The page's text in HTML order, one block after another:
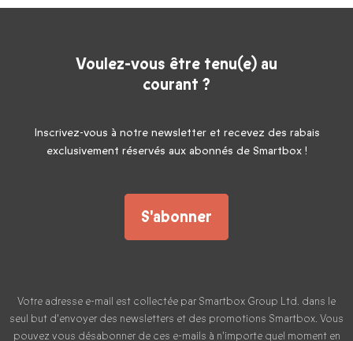
Voulez-vous être tenu(e) au
courant ?
Inscrivez-vous à notre newsletter et recevez des rabais
exclusivement réservés aux abonnés de Smartbox !
S'abonner
Votre adresse e-mail est collectée par Smartbox Group Ltd. dans le
seul but d'envoyer des newsletters et des promotions Smartbox. Vous
pouvez vous désabonner de ces e-mails à n'importe quel moment en